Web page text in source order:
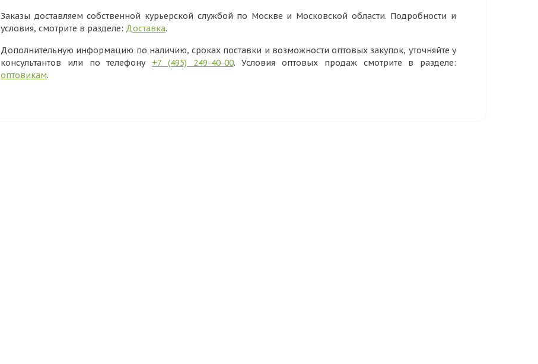
Заказы доставляем собственной курьерской службой по Москве и Московской области. Подробности и
условия, смотрите в разделе: Доставка.
Дополнительную информацию по наличию, сроках поставки и возможности оптовых закупок, уточняйте у
консультантов или по телефону +7 (495) 249-40-00. Условия оптовых продаж смотрите в разделе:
оптовикам.